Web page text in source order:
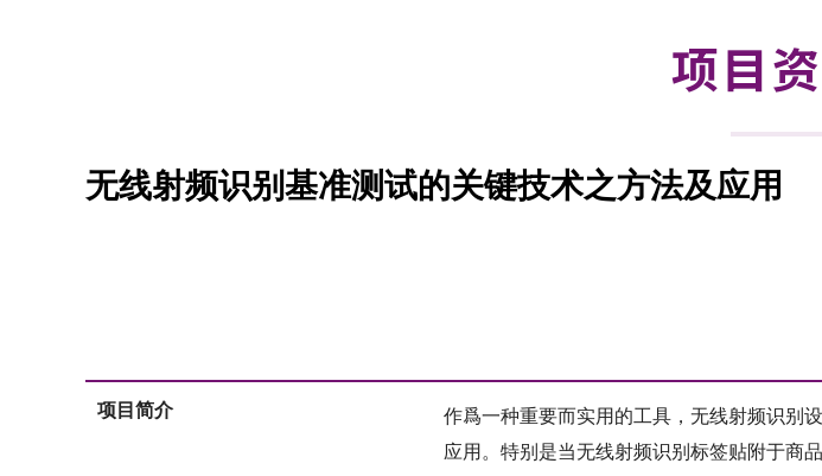
项目
无线射频识别基准测试的关键技术之方法及应用
项目简介
作爲一种重要而实用的工具，无线射频识别
应用。特别是当无线射频识别标签贴附于商